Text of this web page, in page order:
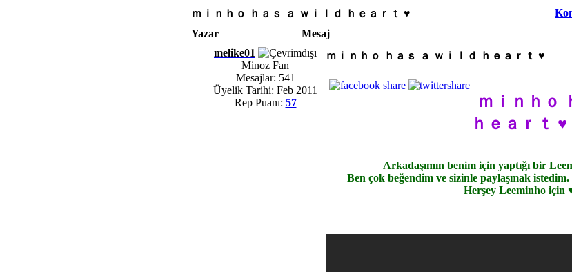
ｍｉｎｈｏ ｈａｓ ａ ｗｉｌｄ ｈｅａｒｔ ♥
Yazar
Mesaj
melike01
Minoz Fan
Mesajlar: 541
Üyelik Tarihi: Feb 2011
Rep Puanı: 57
ｍｉｎｈｏ ｈａｓ ａ ｗｉｌｄ ｈｅａｒｔ ♥
ｍｉｎｈｏ
ｈｅａｒｔ ♥
Arkadaşımın benim için yaptığı bir
Ben çok beğendim ve sizinle paylaşmak
Herşey Leeminho için